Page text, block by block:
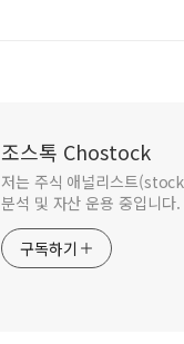
조스톡 Chostock
저는 주식 애널리스트
분석 및 자산 운용 중입니다.
구독하기